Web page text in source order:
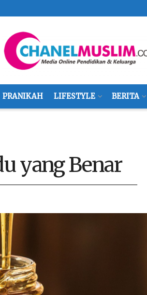
PRANIKAH LIFESTYLE BERITA
yang Benar